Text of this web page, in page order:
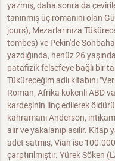
yazmış, daha sonra da
tanınmış üç romanını olan
jours), Mezarlarınıza
tombes) ve Pekin'de
yazdığında, henüz 26
patafizik felsefeye bağlı bir
Tüküreceğim adlı kitabını
Roman, Afrika kökenli ABD
kardeşinin linç edilerek
kahramanı Anderson,
alır ve yakalanıp asılır.
adet satmış, Vian ise
çarptırılmıştır. Yürek Söken